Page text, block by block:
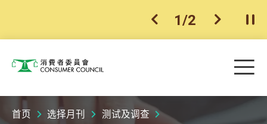
上一个
1/2 下一个开
消费者委员会 目
首页 选择月刊 测试及调查